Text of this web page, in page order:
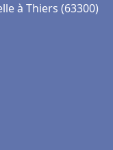
à Thiers (63300)